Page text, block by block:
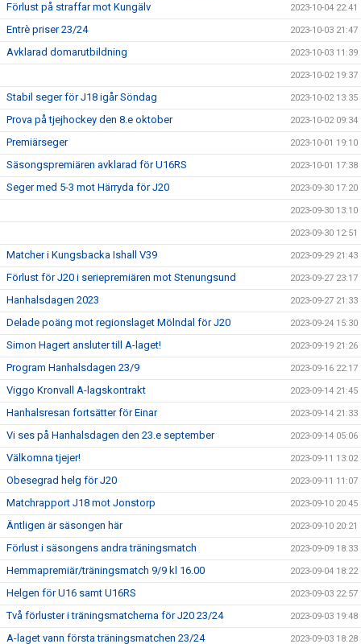
Förlust på straffar mot Kungälv 2023-10-04 22:41
Entrè priser 23/24 2023-10-03 21:47
Avklarad domarutbildning 2023-10-03 11:39
2023-10-02 19:37
Stabil seger för J18 igår Söndag 2023-10-02 13:35
Prova på tjejhockey den 8.e oktober 2023-10-02 09:34
Premiärseger 2023-10-01 19:10
Säsongspremiären avklarad för U16RS 2023-10-01 17:38
Seger med 5-3 mot Härryda för J20 2023-09-30 17:20
2023-09-30 13:10
2023-09-30 12:51
Matcher i Kungsbacka Ishall V39 2023-09-29 21:43
Förlust för J20 i seriepremiären mot Stenungsund 2023-09-27 23:17
Hanhalsdagen 2023 2023-09-27 21:33
Delade poäng mot regionslaget Mölndal för J20 2023-09-24 15:30
Simon Hagert ansluter till A-laget! 2023-09-19 21:26
Program Hanhalsdagen 23/9 2023-09-16 22:17
Viggo Kronvall A-lagskontrakt 2023-09-14 21:45
Hanhalsresan fortsätter för Einar 2023-09-14 21:33
Vi ses på Hanhalsdagen den 23.e september 2023-09-14 05:06
Välkomna tjejer! 2023-09-11 13:02
Obesegrad helg för J20 2023-09-11 11:07
Matchrapport J18 mot Jonstorp 2023-09-10 20:45
Äntligen är säsongen här 2023-09-10 20:21
Förlust i säsongens andra träningsmatch 2023-09-09 18:33
Hemmapremiär/träningsmatch 9/9 kl 16.00 2023-09-04 18:22
Helgen för U16 samt U16RS 2023-09-03 22:57
Två förluster i träningsmatcherna för J20 23/24 2023-09-03 19:48
A-laget vann första träningsmatchen 23/24 2023-09-03 18:28